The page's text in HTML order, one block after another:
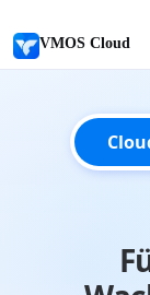
VMOS Cloud